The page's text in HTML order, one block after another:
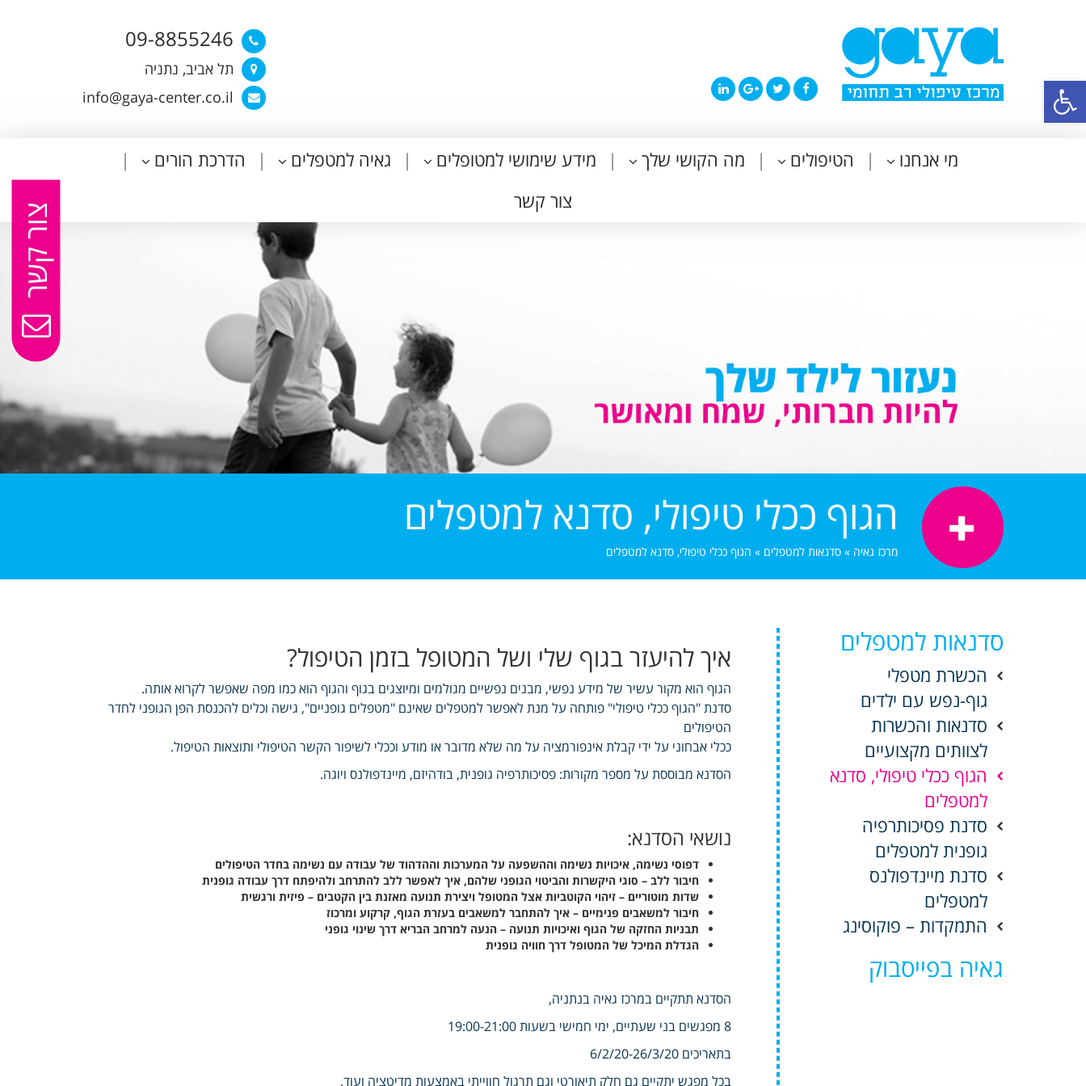
פתח סרגל נגישות
09-8855246
תל אביב, נתניה
info@gaya-center.co.il
מי אנחנו הטיפולים מה הקושי שלך מידע שימושי למטופלים גאיה למטפלים
הדרכת הורים
צור קשר
הגוף ככלי טיפולי, סדנא למטפלים
מרכז גאיה » סדנאות למטפלים » הגוף ככלי טיפולי, סדנא למטפלים
איך להיעזר בגוף שלי ושל המטופל בזמן הטיפול?
הגוף הוא מקור עשיר של מידע נפשי, מבנים נפשיים מגולמים ומיוצגים בגוף והגוף הוא כמו מפה שאפשר לקרוא אותה.
סדנת "הגוף ככלי טיפולי" פותחה על מנת לאפשר למטפלים שאינם "מטפלים גופניים", גישה וכלים להכנסת הפן הגופני לחדר
הטיפולים
ככלי אבחוני על ידי קבלת אינפורמציה על מה שלא מדובר או מודע וככלי לשיפור הקשר הטיפולי ותוצאות הטיפול.
הסדנא מבוססת על מספר מקורות: פסיכותרפיה גופנית, בודהיזם, מיינדפולנס ויוגה.
נושאי הסדנא:
דפוסי נשימה, איכויות נשימה וההשפעה על המערכות וההדהוד של עבודה עם נשימה בחדר הטיפולים
חיבור ללב – סוגי היקשרות והביטוי הגופני שלהם, איך לאפשר ללב להתרחב ולהיפתח דרך עבודה גופנית
שדות מוטוריים – זיהוי הקוטביות אצל המטופל ויצירת תנועה מאזנת בין הקטבים – פיזית ורגשית
חיבור למשאבים פנימיים – איך להתחבר למשאבים בעזרת הגוף, קרקוע ומרכוז
תבניות החזקה של הגוף ואיכויות תנועה – הנעה למרחב הבריא דרך שינוי גופני
הגדלת המיכל של המטופל דרך חוויה גופנית
הסדנא תתקיים במרכז גאיה בנתניה,
8 מפגשים בני שעתיים, ימי חמישי בשעות 19:00-21:00
בתאריכים 6/2/20-26/3/20
בכל מפגש יתקיים גם חלק תיאורטי וגם תרגול חווייתי באמצעות מדיטציה ועוד.
סדנאות למטפלים
הכשרת מטפלי
גוף-נפש עם ילדים
סדנאות והכשרות
לצוותים מקצועיים
הגוף ככלי טיפולי, סדנא
למטפלים
סדנת פסיכותרפיה
גופנית למטפלים
סדנת מיינדפולנס
למטפלים
התמקדות – פוקוסינג
גאיה בפייסבוק
צור קשר